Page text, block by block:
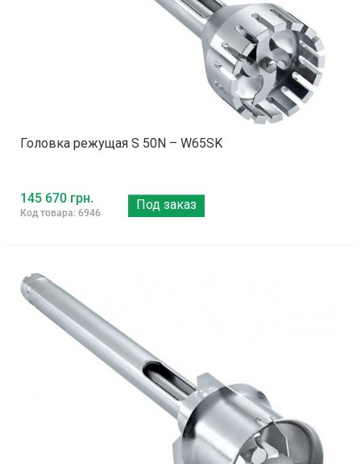
Головка режущая S 50N – W65SK
145 670 грн.
Код товара: 6946
Под заказ